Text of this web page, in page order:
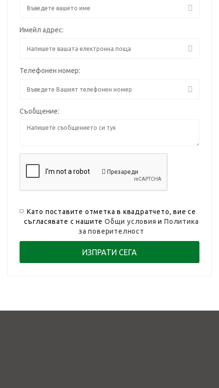
Имейл адрес:
Телефонен номер:
Съобщение:
Презареди
Като поставите отметка в квадратчето, вие се
съгласявате с нашитеОбщи условия иПолитика
за поверителност